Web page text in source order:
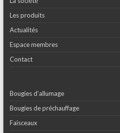
Les produits
Actualités
Espace membres
Contact
Bougies d’allumage
Bougies de préchauffage
Faisceaux